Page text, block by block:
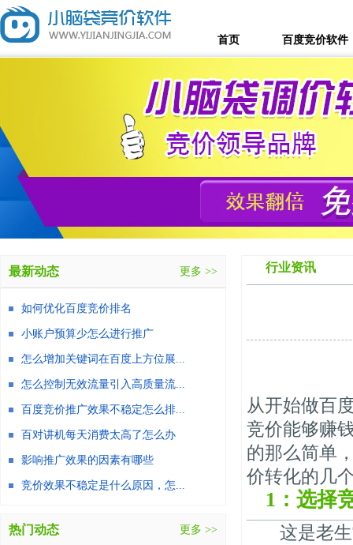
首页 百度竞价软件
行业资讯
从开始做百
竞价能够赚
的那么简单
价转化的几
1：选择
这是老生
最新动态 更多 >>
如何优化百度竞价排名
小账户预算少怎么进行推广
怎么增加关键词在百度上方位展...
怎么控制无效流量引入高质量流...
百度竞价推广效果不稳定怎么排...
百对讲机每天消费太高了怎么办
影响推广效果的因素有哪些
竞价效果不稳定是什么原因，怎...
热门动态 更多 >>